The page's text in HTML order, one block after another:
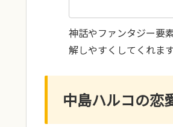
神話やファンタジー要
解しやすくしてくれま
中島ハルコの恋